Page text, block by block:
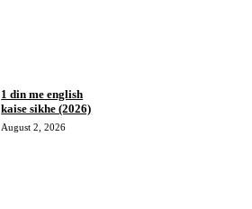
1 din me english
kaise sikhe (2026)
August 2, 2026